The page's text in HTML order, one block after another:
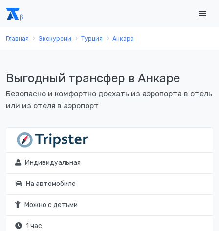
Главная Экскурсии Турция Анкара
Выгодный трансфер в Анкаре
Безопасно и комфортно доехать из аэропорта в отель
или из отеля в аэропорт
Индивидуальная
На автомобиле
Можно с детьми
1 час